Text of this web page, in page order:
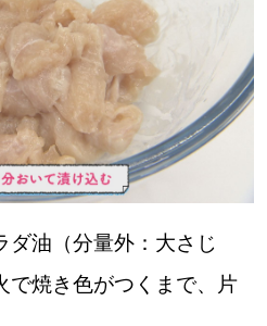
ダ油（分量外：大さじ
で焼き色がつくまで、片